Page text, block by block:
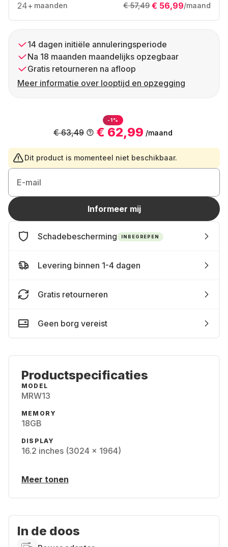
24+ maanden € 56,99/maand
€ 57,49
14 dagen initiële annuleringsperiode
Na 18 maanden maandelijks opzegbaar
Gratis retourneren na afloop
Meer informatie over looptijd en opzegging
-1%
€ 62,99 /maand
€ 63,49
Dit product is momenteel niet beschikbaar.
E-mail
Informeer mij
Schadebescherming INBEGREPEN
Levering binnen 1-4 dagen
Gratis retourneren
Geen borg vereist
Productspecificaties
MODEL
MRW13
MEMORY
18GB
DISPLAY
16.2 inches (3024 x 1964)
Meer tonen
In de doos